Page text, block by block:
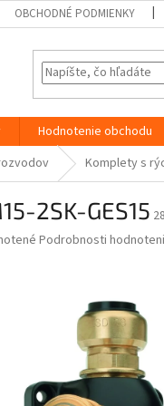
OBCHODNÉ PODMIENKY
Hodnotenie obchodu
Komplety s
2SK-GES15
Podrobnosti